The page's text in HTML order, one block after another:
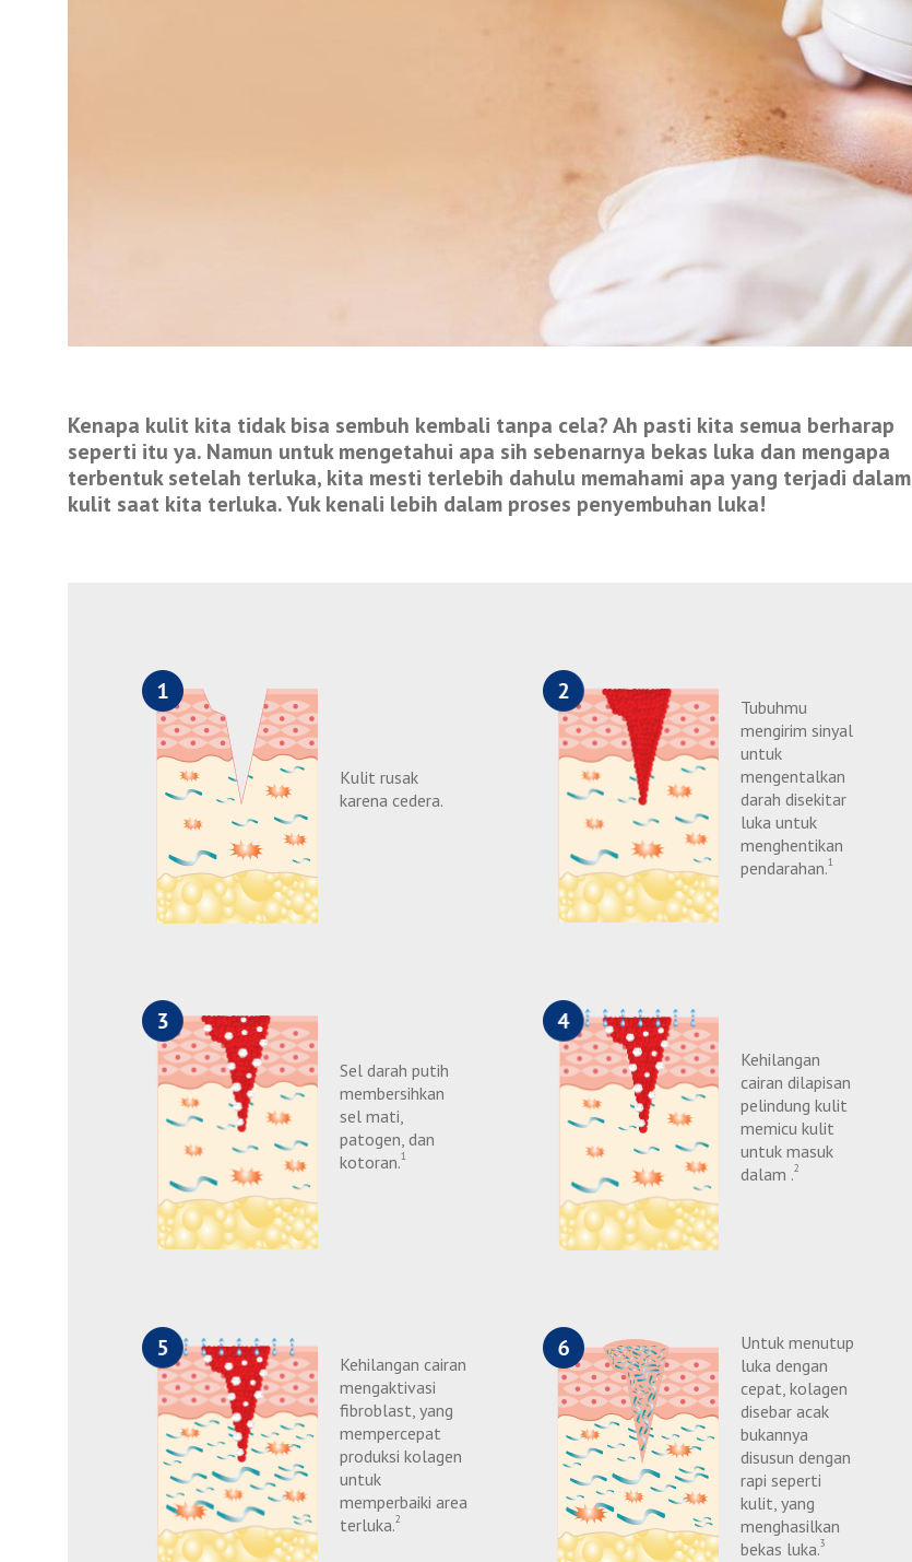
Kenapa kulit kita tidak bisa sembuh kembali tanpa cela? Ah pasti kita semua berharap
seperti itu ya. Namun untuk mengetahui apa sih sebenarnya bekas luka dan mengapa
terbentuk setelah terluka, kita mesti terlebih dahulu memahami apa yang terjadi dalam
kulit saat kita terluka. Yuk kenali lebih dalam proses penyembuhan luka!
Kulit rusak
karena cedera.
Tubuhmu
mengirim sinyal
untuk
mengentalkan
darah disekitar
luka untuk
menghentikan
pendarahan.1
Sel darah putih
membersihkan
sel mati,
patogen, dan
kotoran.1
Kehilangan
cairan dilapisan
pelindung kulit
memicu kulit
untuk masuk
dalam .2
Kehilangan cairan
mengaktivasi
fibroblast, yang
mempercepat
produksi kolagen
untuk
memperbaiki area
terluka.2
Untuk menutup
luka dengan
cepat, kolagen
disebar acak
bukannya
disusun dengan
rapi seperti
kulit, yang
menghasilkan
bekas luka.3